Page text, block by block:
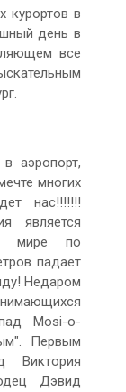
курортов в
день в
все
аэропорт,
многих
нас!!!!!!!
является
мире по
падает
Недаром
Mosi-o-
Первым
Виктория
Дэвид